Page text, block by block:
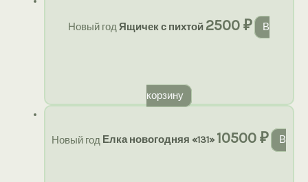
Новый годЯщичек с пихтой 2500₽ В
корзину
Новый год Елка новогодняя «131» 10500₽ В